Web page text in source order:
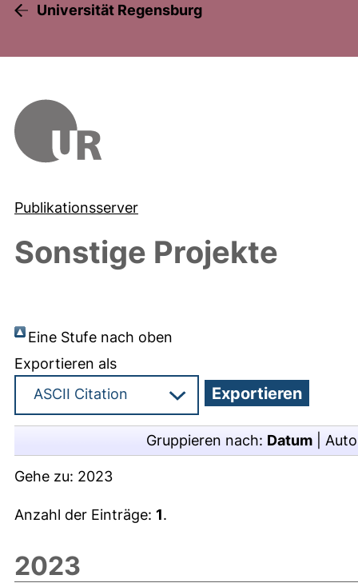
Universität Regensburg
Publikationsserver
Sonstige Projekte
Eine Stufe nach oben
Exportieren als
Gruppieren nach: Datum
Gehe zu: 2023
Anzahl der Einträge: 1.
2023